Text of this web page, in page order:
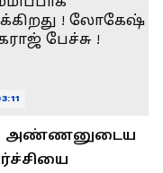
அண்ணனுடைய